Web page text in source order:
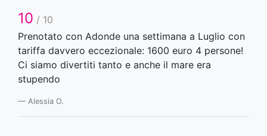
10 / 10
Prenotato con Adonde una settimana a Luglio con
tariffa davvero eccezionale: 1600 euro 4 persone!
Ci siamo divertiti tanto e anche il mare era
stupendo
Alessia O.